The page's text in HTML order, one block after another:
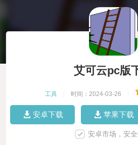
艾可云pc版
工具 时间：2024-03-26
安卓下载 苹果下载
安卓市场，安